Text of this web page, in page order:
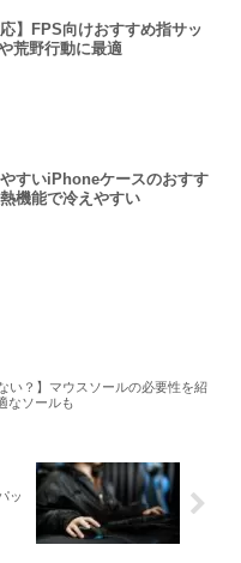
応】FPS向けおすすめ指サッ
荒野行動に最適
すいiPhoneケースのおすす
機能で冷えやすい
い？】マウスソールの必要性を紹
なソールも
ッ